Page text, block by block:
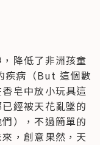
降低了非洲孩童
疾病（But 這個數
皂中放小玩具這
經被天花亂墜的
），不過簡單的
，創意果然，天